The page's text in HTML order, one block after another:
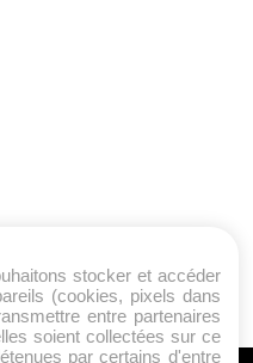
stocker et accéder
(cookies, pixels dans
entre partenaires
soient collectées sur ce
par certains d'entre